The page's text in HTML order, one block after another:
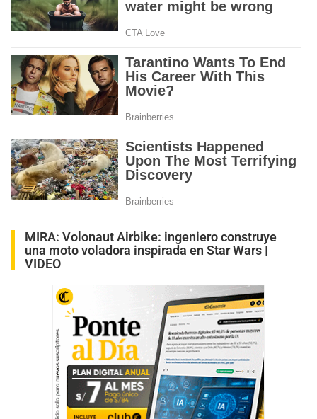
MIRA: Volonaut Airbike: ingeniero construye
una moto voladora inspirada en Star Wars |
VIDEO